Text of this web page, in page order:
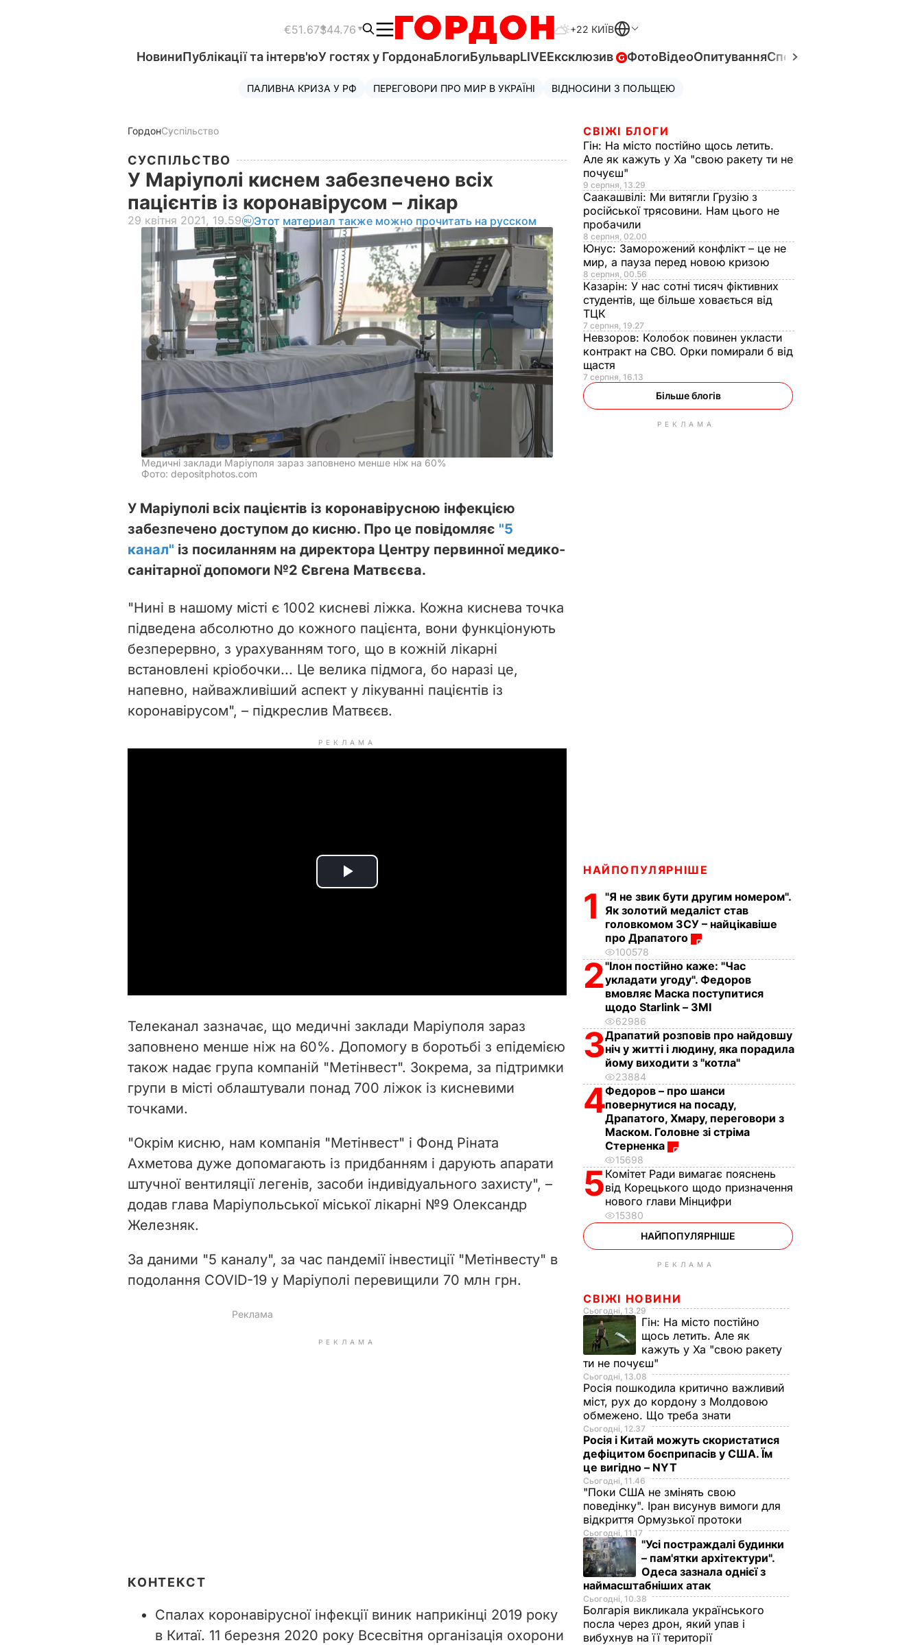
€51.67$44.76 +22 КИЇВ
НовиниПублікації та інтерв'юУ гостях у ГордонаБлогиБульварLIVEЕксклюзив ФотоВідеоОпитуванняСпецпроєкти
ПАЛИВНА КРИЗА У РФ ПЕРЕГОВОРИ ПРО МИР В УКРАЇНІ ВІДНОСИНИ З ПОЛЬЩЕЮ
ГордонСуспільство
СУСПІЛЬСТВО
У Маріуполі киснем забезпечено всіх
пацієнтів із коронавірусом – лікар
29 квітня 2021, 19.59 Этот материал также можно прочитать на русском
Медичні заклади Маріуполя зараз заповнено менше ніж на 60%
Фото: depositphotos.com
У Маріуполі всіх пацієнтів із коронавірусною інфекцією
забезпечено доступом до кисню. Про це повідомляє "5
канал" із посиланням на директора Центру первинної медико-
санітарної допомоги №2 Євгена Матвєєва.
"Нині в нашому місті є 1002 кисневі ліжка. Кожна киснева точка
підведена абсолютно до кожного пацієнта, вони функціонують
безперервно, з урахуванням того, що в кожній лікарні
встановлені кріобочки... Це велика підмога, бо наразі це,
напевно, найважливіший аспект у лікуванні пацієнтів із
коронавірусом", – підкреслив Матвєєв.
РЕКЛАМА
P
i
d
e
o
Телеканал зазначає, що медичні заклади Маріуполя зараз
заповнено менше ніж на 60%. Допомогу в боротьбі з епідемією
також надає група компаній "Метінвест". Зокрема, за підтримки
групи в місті облаштували понад 700 ліжок із кисневими
точками.
"Окрім кисню, нам компанія "Метінвест" і Фонд Ріната
Ахметова дуже допомагають із придбанням і дарують апарати
штучної вентиляції легенів, засоби індивідуального захисту", –
додав глава Маріупольської міської лікарні №9 Олександр
Железняк.
За даними "5 каналу", за час пандемії інвестиції "Метінвесту" в
подолання COVID-19 у Маріуполі перевищили 70 млн грн.
РЕКЛАМА
КОНТЕКСТ
Спалах коронавірусної інфекції виник наприкінці 2019 року
в Китаї. 11 березня 2020 року Всесвітня організація охорони
СВІЖІ БЛОГИ
Гін: На місто постійно щось летить.
Але як кажуть у Ха "свою ракету ти не
почуєш"
9 серпня, 13.29
Саакашвілі: Ми витягли Грузію з
російської трясовини. Нам цього не
пробачили
8 серпня, 02.00
Юнус: Заморожений конфлікт – це не
мир, а пауза перед новою кризою
8 серпня, 00.56
Казарін: У нас сотні тисяч фіктивних
студентів, ще більше ховається від
ТЦК
7 серпня, 19.27
Невзоров: Колобок повинен укласти
контракт на СВО. Орки помирали б від
щастя
7 серпня, 16.13
Більше блогів
РЕКЛАМА
НАЙПОПУЛЯРНІШЕ
1
"Я не звик бути другим номером".
Як золотий медаліст став
головкомом ЗСУ – найцікавіше
про Драпатого
100578
2"Ілон постійно каже: "Час
укладати угоду". Федоров
вмовляє Маска поступитися
щодо Starlink – ЗМІ
62986
3Драпатий розповів про найдовшу
ніч у житті і людину, яка порадила
йому виходити з "котла"
23884
4Федоров – про шанси
повернутися на посаду,
Драпатого, Хмару, переговори з
Маском. Головне зі стріма
Стерненка
15698
5Комітет Ради вимагає пояснень
від Корецького щодо призначення
нового глави Мінцифри
15380
НАЙПОПУЛЯРНІШЕ
РЕКЛАМА
СВІЖІ НОВИНИ
Сьогодні, 13.29
Гін: На місто постійно
щось летить. Але як
кажуть у Ха "свою ракету
ти не почуєш"
Сьогодні, 13.08
Росія пошкодила критично важливий
міст, рух до кордону з Молдовою
обмежено. Що треба знати
Сьогодні, 12.37
Росія і Китай можуть скористатися
дефіцитом боєприпасів у США. Їм
це вигідно – NYT
Сьогодні, 11.46
"Поки США не змінять свою
поведінку". Іран висунув вимоги для
відкриття Ормузької протоки
Сьогодні, 11.17
"Усі постраждалі будинки
– пам'ятки архітектури".
Одеса зазнала однієї з
наймасштабніших атак
Сьогодні, 10.38
Болгарія викликала українського
посла через дрон, який упав і
вибухнув на її території